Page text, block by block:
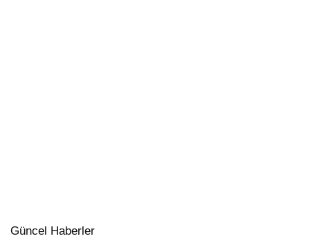
Güncel Haberler